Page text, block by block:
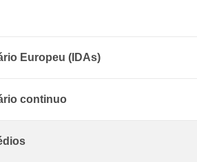
Europeu (IDAs)
continuo